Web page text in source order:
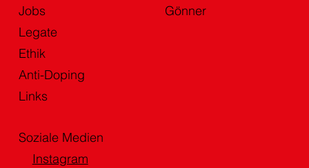
Jobs
Legate
Ethik
Anti-Doping
Links
Gönner
Soziale Medien
Instagram